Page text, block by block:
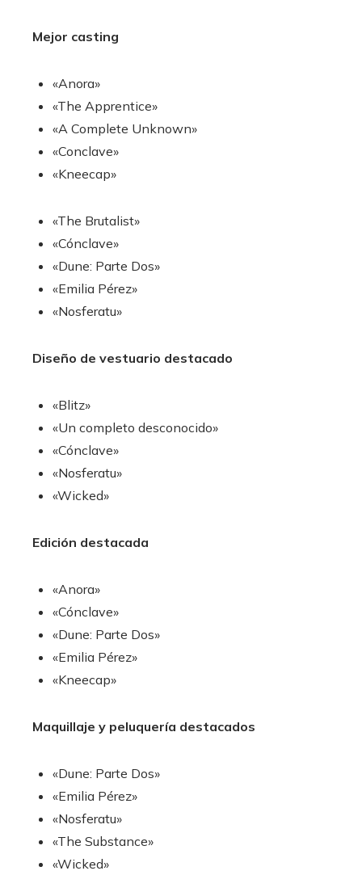
Mejor casting
«Anora»
«The Apprentice»
«A Complete Unknown»
«Conclave»
«Kneecap»
«The Brutalist»
«Cónclave»
«Dune: Parte Dos»
«Emilia Pérez»
«Nosferatu»
Diseño de vestuario destacado
«Blitz»
«Un completo desconocido»
«Cónclave»
«Nosferatu»
«Wicked»
Edición destacada
«Anora»
«Cónclave»
«Dune: Parte Dos»
«Emilia Pérez»
«Kneecap»
Maquillaje y peluquería destacados
«Dune: Parte Dos»
«Emilia Pérez»
«Nosferatu»
«The Substance»
«Wicked»